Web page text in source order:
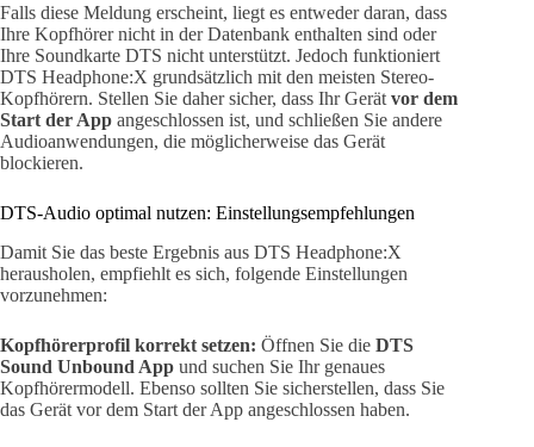
Falls diese Meldung erscheint, liegt es entweder daran, dass
Ihre Kopfhörer nicht in der Datenbank enthalten sind oder
Ihre Soundkarte DTS nicht unterstützt. Jedoch funktioniert
DTS Headphone:X grundsätzlich mit den meisten Stereo-
Kopfhörern. Stellen Sie daher sicher, dass Ihr Gerät vor dem
Start der App angeschlossen ist, und schließen Sie andere
Audioanwendungen, die möglicherweise das Gerät
blockieren.
DTS-Audio optimal nutzen: Einstellungsempfehlungen
Damit Sie das beste Ergebnis aus DTS Headphone:X
herausholen, empfiehlt es sich, folgende Einstellungen
vorzunehmen:
Kopfhörerprofil korrekt setzen: Öffnen Sie die DTS
Sound Unbound App und suchen Sie Ihr genaues
Kopfhörermodell. Ebenso sollten Sie sicherstellen, dass Sie
das Gerät vor dem Start der App angeschlossen haben.